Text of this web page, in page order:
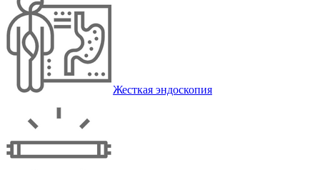
Жесткая эндоскопия